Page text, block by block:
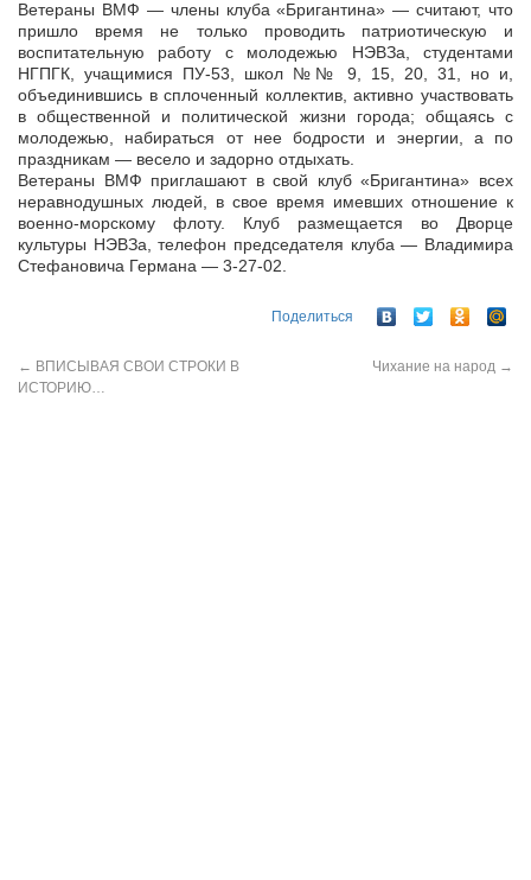
Ветераны ВМФ — члены клуба «Бригантина» — считают, что
пришло время не только проводить патриотическую и
воспитательную работу с молодежью НЭВЗа, студентами
НГПГК, учащимися ПУ-53, школ №№ 9, 15, 20, 31, но и,
объединившись в сплоченный коллектив, активно участвовать
в общественной и политической жизни города; общаясь с
молодежью, набираться от нее бодрости и энергии, а по
праздникам — весело и задорно отдыхать.
Ветераны ВМФ приглашают в свой клуб «Бригантина» всех
неравнодушных людей, в свое время имевших отношение к
военно-морскому флоту. Клуб размещается во Дворце
культуры НЭВЗа, телефон председателя клуба — Владимира
Стефановича Германа — 3-27-02.
Поделиться
← ВПИСЫВАЯ СВОИ СТРОКИ В
ИСТОРИЮ…
Чихание на народ →